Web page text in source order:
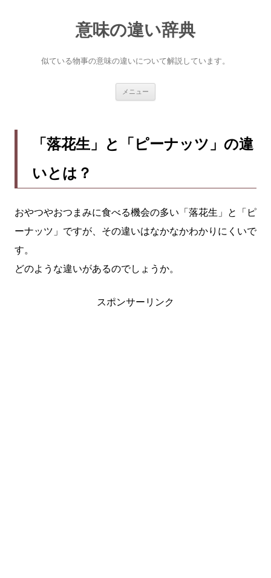
意味の違い辞典
似ている物事の意味の違いについて解説しています。
メニュー
ス
「落花生」と「ピーナッツ」の違
いとは？
おやつやおつまみに食べる機会の多い「落花生」と「ピ
ーナッツ」ですが、その違いはなかなかわかりにくいで
す。
どのような違いがあるのでしょうか。
スポンサーリンク